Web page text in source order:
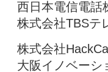
西日本電信電話
株式会社TBSテ
株式会社
大阪イノベーシ